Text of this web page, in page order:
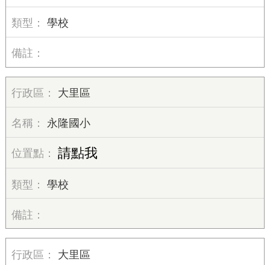
學校
大里區
永隆國小
請點我
學校
大里區